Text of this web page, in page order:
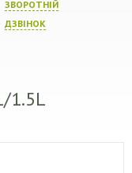
ЗВОРОТНIЙ
ДЗВIНОК
1.5L